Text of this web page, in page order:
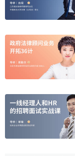
令、禁止令和人身
任何一個或幾個令
責任法的規則賠償
國、澳大利亞、紐
國內製度
中國行政訴訟制
府公佈的《平政院
例》。這些法令規
1932年11月17日公